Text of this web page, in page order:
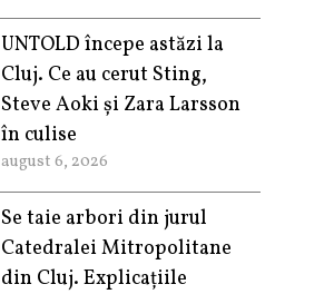
UNTOLD începe astăzi la
Cluj. Ce au cerut Sting,
Steve Aoki și Zara Larsson
în culise
august 6, 2026
Se taie arbori din jurul
Catedralei Mitropolitane
din Cluj. Explicațiile